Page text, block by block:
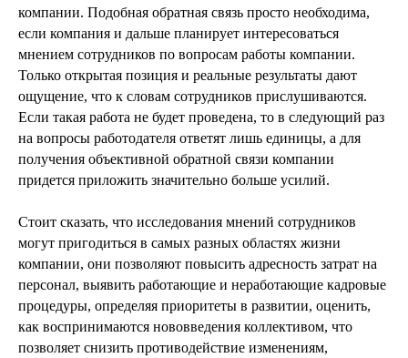
компании. Подобная обратная связь просто необходима,
если компания и дальше планирует интересоваться
мнением сотрудников по вопросам работы компании.
Только открытая позиция и реальные результаты дают
ощущение, что к словам сотрудников прислушиваются.
Если такая работа не будет проведена, то в следующий раз
на вопросы работодателя ответят лишь единицы, а для
получения объективной обратной связи компании
придется приложить значительно больше усилий.
Стоит сказать, что исследования мнений сотрудников
могут пригодиться в самых разных областях жизни
компании, они позволяют повысить адресность затрат на
персонал, выявить работающие и неработающие кадровые
процедуры, определяя приоритеты в развитии, оценить,
как воспринимаются нововведения коллективом, что
позволяет снизить противодействие изменениям,